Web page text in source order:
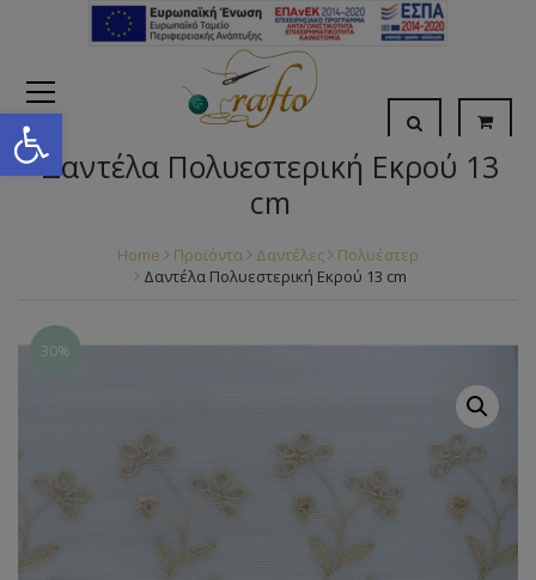
Open toolbar
Δαντέλα Πολυεστερική Εκρού 13
cm
Home Προϊόντα Δαντέλες
Πολυέστερ
Δαντέλα Πολυεστερική Εκρού 13 cm
30%